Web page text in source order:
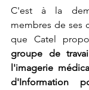
C'est à la
membres de ses
que Catel
groupe de
l'imagerie
d'Information